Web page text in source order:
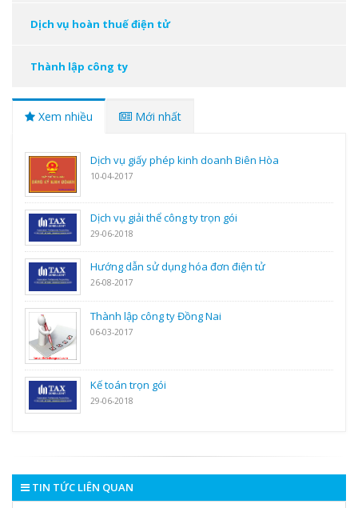
Dịch vụ hoàn thuế điện tử
Thành lập công ty
Xem nhiều Mới nhất
Dịch vụ giấy phép kinh doanh Biên Hòa
10-04-2017
Dịch vụ giải thể công ty trọn gói
29-06-2018
Hướng dẫn sử dụng hóa đơn điện tử
26-08-2017
Thành lập công ty Đồng Nai
06-03-2017
Kế toán trọn gói
29-06-2018
TIN TỨC LIÊN QUAN